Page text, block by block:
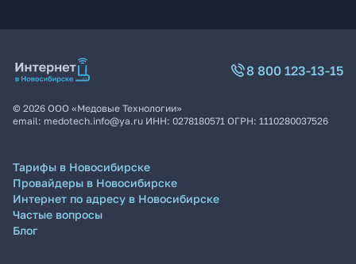
8 800 123-13-15
© 2026 ООО «Медовые Технологии»
email: medotech.info@ya.ru ИНН: 0278180571 ОГРН: 1110280037526
Тарифы в Новосибирске
Провайдеры в Новосибирске
Интернет по адресу в Новосибирске
Частые вопросы
Блог